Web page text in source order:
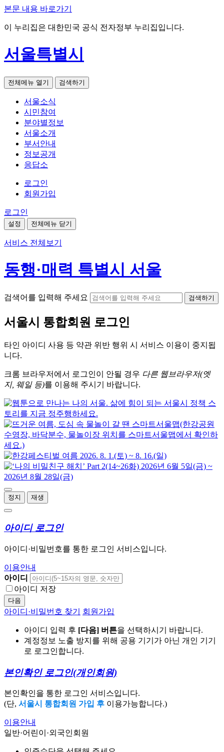
본문 내용 바로가기
이 누리집은 대한민국 공식 전자정부 누리집입니다.
서울특별시
전체메뉴 열기 검색하기
서울소식
시민참여
분야별정보
서울소개
부서안내
정보공개
응답소
로그인
회원가입
로그인
설정 전체메뉴 닫기
서비스 전체보기
동행·매력 특별시 서울
검색어를 입력해 주세요 검색하기
서울시 통합회원 로그인
타인 아이디 사용 등 약관 위반 행위 시 서비스 이용이 중지됩
니다.
크롬 브라우저에서 로그인이 안될 경우 다른 웹브라우저(엣
지, 웨일 등)를 이용해 주시기 바랍니다.
정지 재생
아이디 로그인
아이디·비밀번호를 통한 로그인 서비스입니다.
이용안내
아이디
아이디 저장
다음
아이디·비밀번호 찾기 회원가입
아이디 입력 후 [다음] 버튼을 선택하시기 바랍니다.
계정정보 노출 방지를 위해 공용 기기가 아닌 개인 기기
로 로그인합니다.
본인확인 로그인(개인회원)
본인확인을 통한 로그인 서비스입니다.
(단, 서울시 통합회원 가입 후 이용가능합니다.)
이용안내
일반·어린이·외국인회원